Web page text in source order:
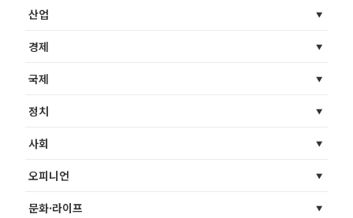
산업
경제
국제
정치
사회
오피니언
문화·라이프